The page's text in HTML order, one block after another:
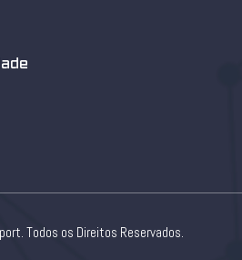
Todos os Direitos Reservados.